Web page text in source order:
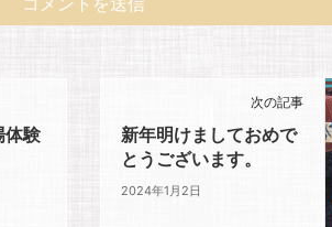
験
次の記事
新年明けましておめで
とうございます。
2024年1月2日